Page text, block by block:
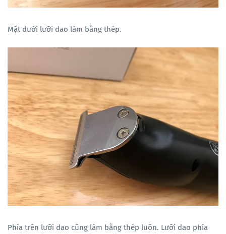
Mặt dưới lưỡi dao làm bằng thép.
Phía trên lưỡi dao cũng làm bằng thép luôn. Lưỡi dao phía